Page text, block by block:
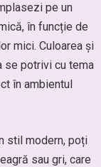
pe un
în funcție de
mici. Culoarea și
se potrivi cu tema
în ambientul
stil modern, poți
sau gri, care